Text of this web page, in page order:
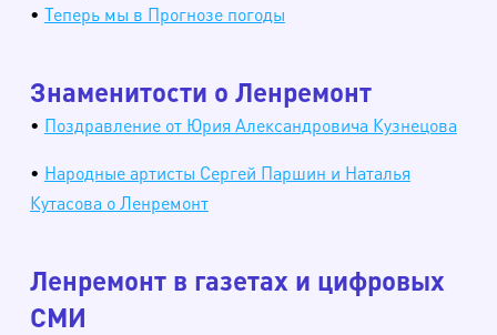
• Теперь мы в Прогнозе погоды
Знаменитости о Ленремонт
• Поздравление от Юрия Александровича Кузнецова
• Народные артисты Сергей Паршин и Наталья
Кутасова о Ленремонт
Ленремонт в газетах и цифровых
СМИ